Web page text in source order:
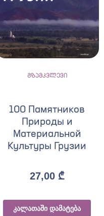
გზამკვლევი
100 Памятников
Природы и
Материальной
Культуры Грузии
27,00 ₾
კალათაში დამატება